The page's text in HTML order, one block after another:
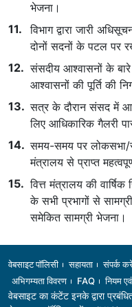
भेजना।
विभाग द्वारा जारी
दोनों सदनों के पटल पर
संसदीय आश्वासनों के
आश्वासनों की पूर्ति की
सत्र के दौरान संसद में
लिए आधिकारिक गैलरी
समय-समय पर लोकसभा/
मंत्रालय से प्राप्त
वित्त मंत्रालय की
के सभी प्रभागों से
समेकित सामग्री भेजना।
Footer
वेबसाइट पॉलिसी सहायता संपर्क
अभिगम्यता विवरण
FAQ नियम
वेबसाइट का कंटेंट इनके द्वारा